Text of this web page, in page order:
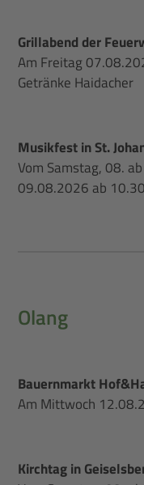
Grillabend der
Am Freitag
Getränke Haidacher
Musikfest in St.
Vom Samstag, 08.
09.08.2026 ab
Olang
Bauernmarkt
Am Mittwoch
Kirchtag in